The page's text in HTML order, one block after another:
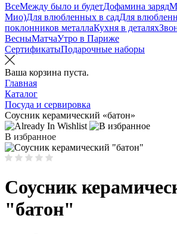
ВсеМежду было и будетДофамина заряд
Мио)Для влюбленных в садДля
поклонников металлаКухня в деталях
ВесныМатчаУтро в Париже
СертификатыПодарочные наборы
Ваша корзина пуста.
Главная
Каталог
Посуда и сервировка
Соусник керамический «батон»
В избранное
Соусник
"батон"